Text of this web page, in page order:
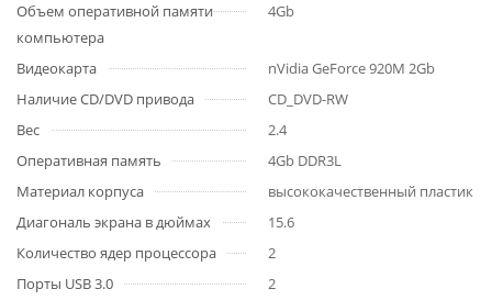
Объем оперативной памяти
компьютера
4Gb
Видеокарта
nVidia GeForce 920M 2Gb
Наличие CD/DVD привода
CD_DVD-RW
Вес
2.4
Оперативная память
4Gb DDR3L
Материал корпуса
высококачественный пластик
Диагональ экрана в дюймах
15.6
Количество ядер процессора
2
Порты USB 3.0
2